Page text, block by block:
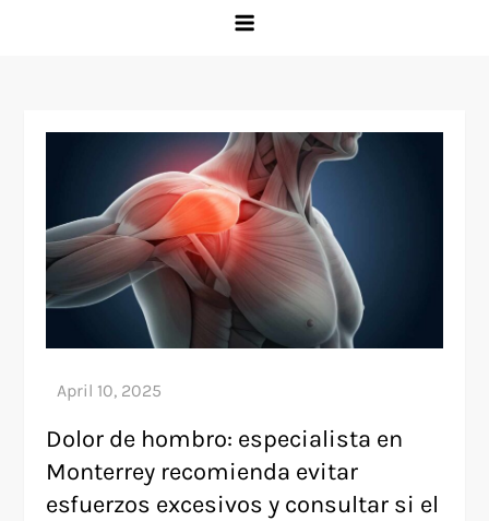
Dolor de hombro: especialista en
Monterrey recomienda evitar
esfuerzos excesivos y consultar si el